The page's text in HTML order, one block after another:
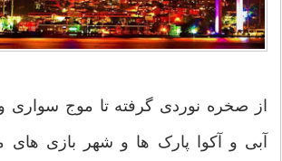
از صخره نوردی گرفته تا موج سواری
آبی و آکوا پارک ها و شهر بازی های